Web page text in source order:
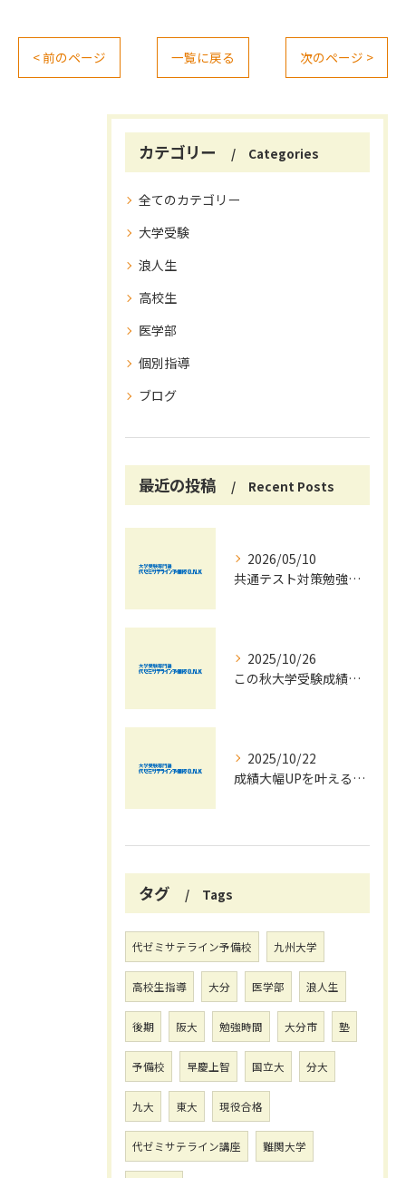
< 前のページ 一覧に戻る 次のページ >
カテゴリー Categories
全てのカテゴリー
大学受験
浪人生
高校生
医学部
個別指導
ブログ
最近の投稿 Recent Posts
2026/05/10
共通テスト対策勉強は早めに始めましょう！
2025/10/26
この秋大学受験成績大幅UPの秘訣
2025/10/22
成績大幅UPを叶える秋の効率学習法
タグ Tags
代ゼミサテライン予備校 九州大学
高校生指導 大分 医学部 浪人生
後期 阪大 勉強時間 大分市 塾
予備校 早慶上智 国立大 分大
九大 東大 現役合格
代ゼミサテライン講座 難関大学